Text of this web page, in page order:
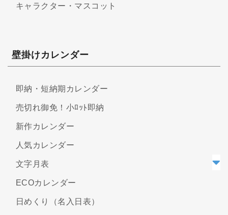
キャラクター・マスコット
壁掛けカレンダー
即納・短納期カレンダー
売切れ御免！小ﾛｯﾄ即納
新作カレンダー
人気カレンダー
文字月表
ECOカレンダー
日めくり（名入日表）